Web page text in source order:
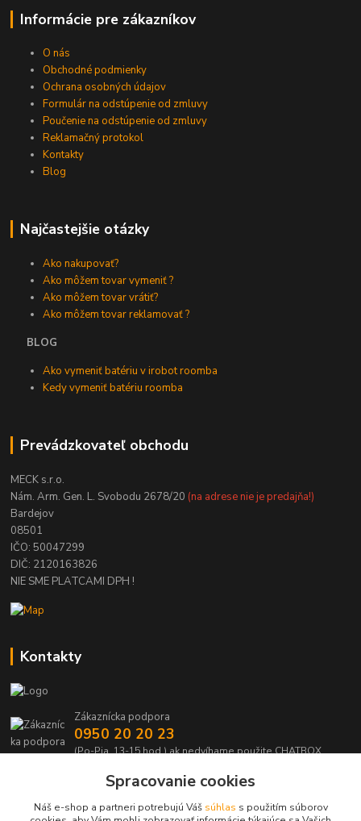
Informácie pre zákazníkov
O nás
Obchodné podmienky
Ochrana osobných údajov
Formulár na odstúpenie od zmluvy
Poučenie na odstúpenie od zmluvy
Reklamačný protokol
Kontakty
Blog
Najčastejšie otázky
Ako nakupovať?
Ako môžem tovar vymeniť ?
Ako môžem tovar vrátiť?
Ako môžem tovar reklamovať ?
BLOG
Ako vymeniť batériu v irobot roomba
Kedy vymeniť batériu roomba
Prevádzkovateľ obchodu
MECK s.r.o.
Nám. Arm. Gen. L. Svobodu 2678/20 (na adrese nie je predajňa!)
Bardejov
08501
IČO: 50047299
DIČ: 2120163826
NIE SME PLATCAMI DPH !
Kontakty
Zákaznícka podpora
0950 20 20 23
(Po-Pia, 13-15 hod.) ak nedvíhame použite CHATBOX
info@kabelmanie.skSpracovanie cookies
Náš e-shop a partneri potrebujú Váš súhlas s použitím súborov